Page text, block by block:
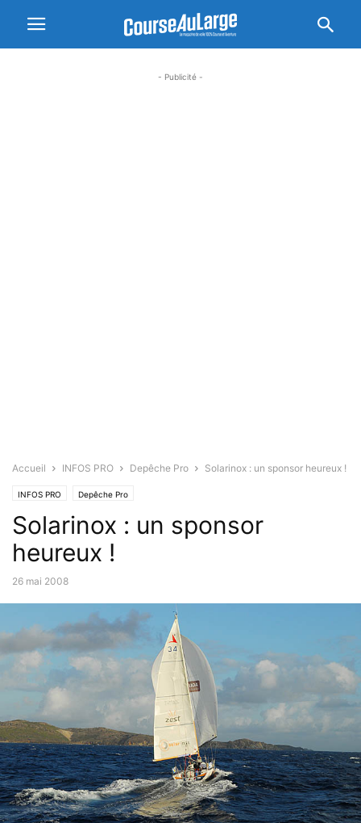
- Publicité -
Accueil INFOS PRO Depêche Pro Solarinox : un sponsor heureux !
INFOS PRO Depêche Pro
Solarinox : un sponsor
heureux !
26 mai 2008